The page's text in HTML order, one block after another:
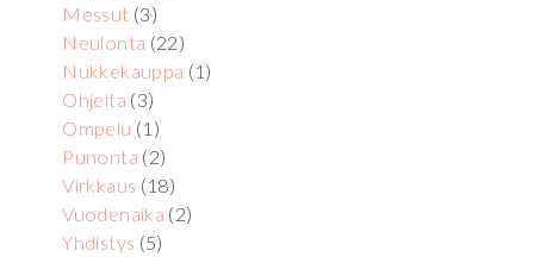
Messut (3)
Neulonta (22)
Nukkekauppa (1)
Ohjeita (3)
Ompelu (1)
Punonta (2)
Virkkaus (18)
Vuodenaika (2)
Yhdistys (5)